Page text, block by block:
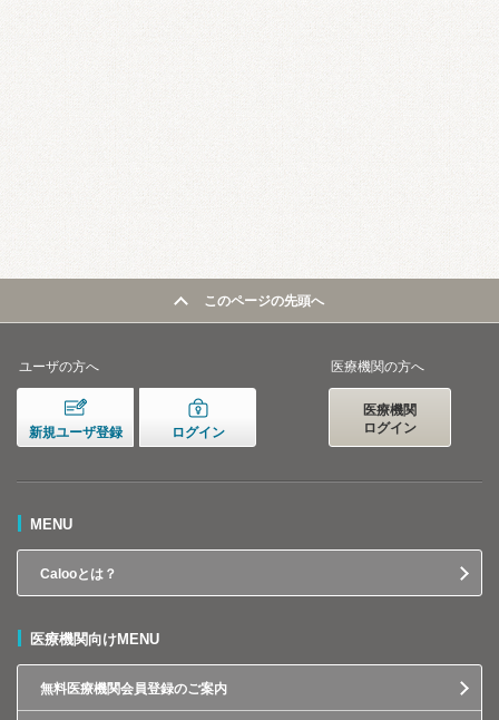
このページの先頭へ
ユーザの方へ
新規ユーザ登録 ログイン
医療機関の方へ
医療機関
ログイン
MENU
Calooとは？
医療機関向けMENU
無料医療機関会員登録のご案内